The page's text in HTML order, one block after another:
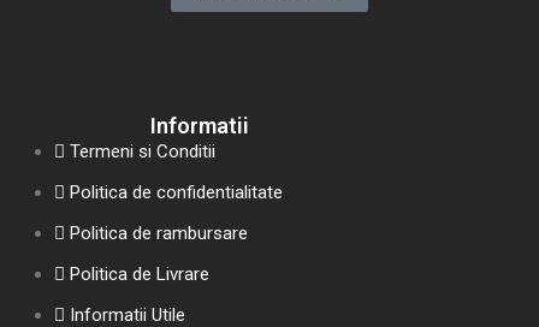
Informatii
Termeni si Conditii
Politica de confidentialitate
Politica de rambursare
Politica de Livrare
Informatii Utile